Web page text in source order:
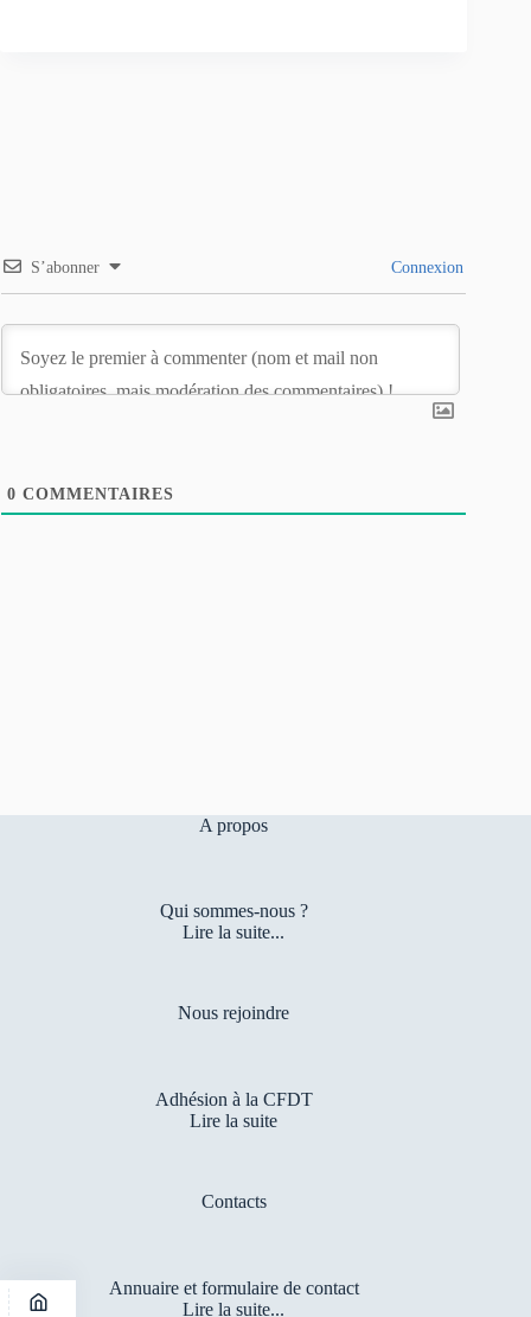
S’abonner Connexion
0 COMMENTAIRES
A propos
Qui sommes-nous ?
Lire la suite...
Nous rejoindre
Adhésion à la CFDT
Lire la suite
Contacts
Annuaire et formulaire de contact
Lire la suite...